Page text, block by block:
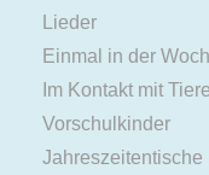
Lieder
Einmal in der
Im Kontakt mit
Vorschulkinder
Jahreszeitentische